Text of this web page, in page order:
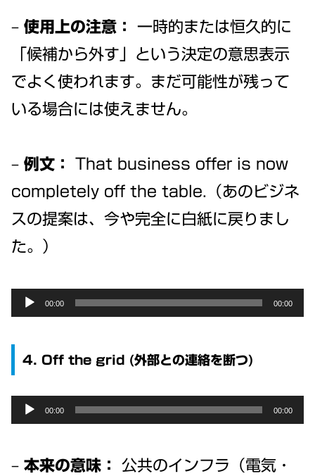
– 使用上の注意：
一時的または恒久的に
「候補から外す」という決定の意思表示
でよく使われます。まだ可能性が残って
いる場合には使えません。
– 例文：
That business offer is now
completely off the table.（あのビジネ
スの提案は、今や完全に白紙に戻りまし
た。）
Audio
00:00 00:00
4. Off the grid (外部との連絡を断つ)
Audio
00:00 00:00
– 本来の意味： 公共のインフラ（電気・